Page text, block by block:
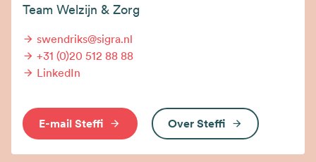
Team Welzijn & Zorg
swendriks@sigra.nl
+31 (0)20 512 88 88
LinkedIn
E-mail Steffi Over Steffi